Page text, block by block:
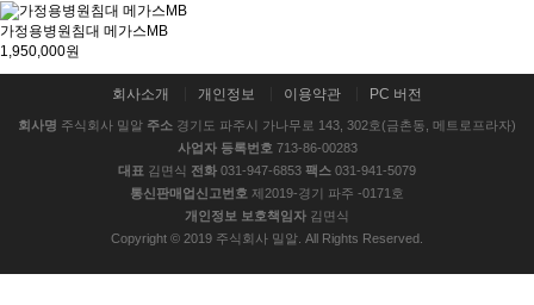
가정용병원침대 메가스MB
1,950,000원
회사소개 개인정보 이용약관 PC 버전
회사명 주식회사 밀알 주소 경기도 파주시 가나무로 143, 302호(금촌동, 메트로프라자)
사업자 등록번호 713-86-00283
대표 김면식 전화 031-947-6853 팩스 031-941-5079
통신판매업신고번호 제2019-경기 파주 -0171호
개인정보 보호책임자 김면식
Copyright © 2019 주식회사 밀알. All Rights Reserved.